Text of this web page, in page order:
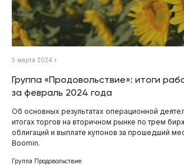
5 марта 2024 г.
Группа «Продовольствие»: итоги
за февраль 2024 года
Об основных результатах операционной
итогах торгов на вторичном рынке по трем
облигаций и выплате купонов за прошедший
Boomin.
Группа Продовольствие